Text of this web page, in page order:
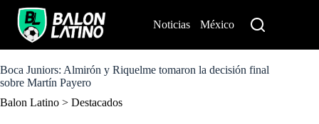
o
c
n
Noticias México
Boca Juniors: Almirón y Riquelme tomaron la decisión final
sobre Martín Payero
Balon Latino > Destacados